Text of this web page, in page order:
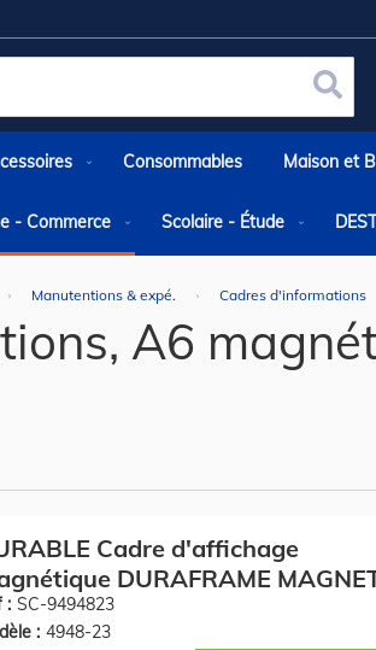
Consommables Maison et
- Commerce Scolaire - Étude
Manutentions & expé. Cadres d'informations
A6
Cadre d'affichage
DURAFRAME
: SC-9494823
: 4948-23